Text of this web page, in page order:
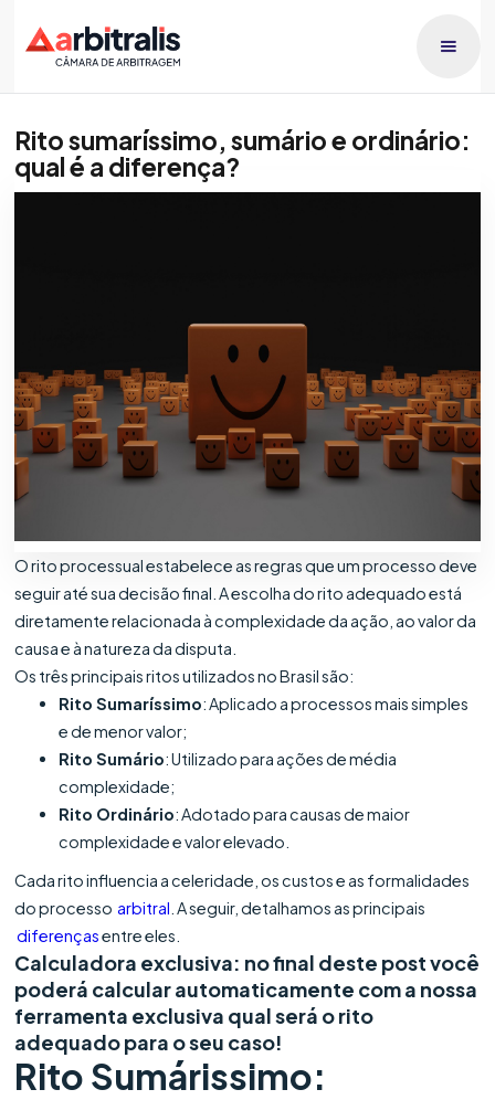
Rito sumaríssimo, sumário e ordinário:
qual é a diferença?
O rito processual estabelece as regras que um processo deve
seguir até sua decisão final. A escolha do rito adequado está
diretamente relacionada à complexidade da ação, ao valor da
causa e à natureza da disputa.
Os três principais ritos utilizados no Brasil são:
Rito Sumaríssimo: Aplicado a processos mais simples
e de menor valor;
Rito Sumário: Utilizado para ações de média
complexidade;
Rito Ordinário: Adotado para causas de maior
complexidade e valor elevado.
Cada rito influencia a celeridade, os custos e as formalidades
do processo arbitral . A seguir, detalhamos as principais
diferençasentre eles.
Calculadora exclusiva: no final deste post você
poderá calcular automaticamente com a nossa
ferramenta exclusiva qual será o rito
adequado para o seu caso!
Rito Sumárissimo: